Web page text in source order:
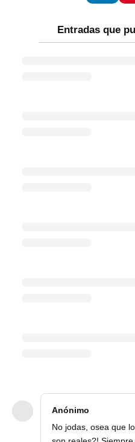
Entradas que
Anónimo
No jodas, osea que